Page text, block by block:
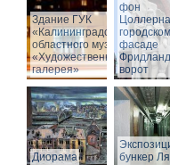
Здание ГУК
«Калининградского
областного музея
«Художественная
галерея»
фон
городском
фасаде
ворот
Диорама
бункер